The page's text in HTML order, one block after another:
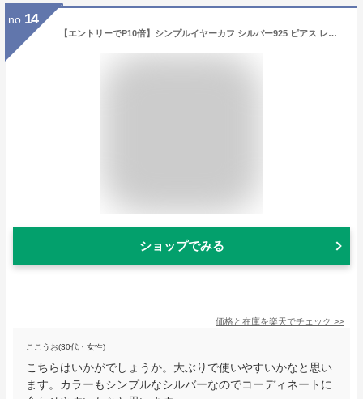
no. 14
【エントリーでP10倍】シンプルイヤーカフ シルバー925 ピアス レディース ゴールド 18K イヤーカフ シンプル gold silver 2色 金属アレルギー対応 小ぶり 片耳用
ショップでみる
価格と在庫を楽天でチェック >>
ここうお(30代・女性)
こちらはいかがでしょうか。大ぶりで使いやすいかなと思い
ます。カラーもシンプルなシルバーなのでコーディネートに